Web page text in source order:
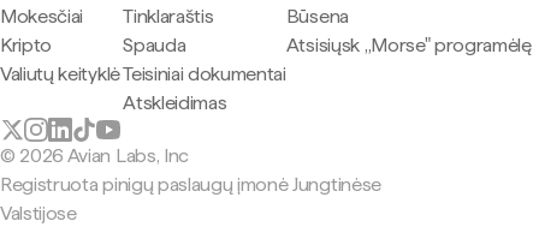
Mokesčiai
Kripto
Valiutų keityklė
Tinklaraštis
Spauda
Teisiniai dokumentai
Atskleidimas
Būsena
Atsisiųsk „Morse" programėlę
© 2026 Avian Labs, Inc
Registruota pinigų paslaugų įmonė Jungtinėse
Valstijose